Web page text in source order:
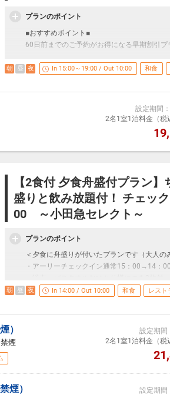
・箱根湯本駅から温泉場送迎バス（有料:200
・滞在中無料サービス(15:00～翌日10:00)
館内に無料のアイスコーナーをご用意して
※サービス内容や提供のお時間は変わる場
プランのポイント
■おすすめポイント■
60日前までのご予約がお得になる早期割引プ
■お食事■
米沢牛のしゃぶしゃぶに、一の湯名物金目鯛
※夕食時飲み放題（70分間）が付いており
和食膳をご用意いたします。
・夕朝食は2階お食事処にてご用意。
・お食事時間を2部制としております。
・連泊の場合、2日目は別メニューにてご用意
・お食事は季節により随時変更されます。
■お風呂■
5F大浴場は箱根温泉の内風呂・露天風呂の二
・大浴場内にはサウナも併設しております。
ご利用料金 2,200円(税込)/1回40分
・メンテナンス等で急遽時間が変わる場合が
箱根路開雲では"3歳以上のお子様"は"食事・
3歳以上の未就学児"のお子様は、"食事・布
朝 昼 夜 In 15:00～19:00 / Out 10:00 和食
設定期間 ：
2名1室1泊料金（税
【2食付 夕食舟盛付プラン
盛りと飲み放題付！ チェッ
00 ～小田急セレクト～
プランのポイント
＜夕食に舟盛りが付いたプランです（大人の
・アーリーチェックイン通常15：00→14：00
・夕食時、飲み放題付（アルコール類は
※こどもA・Ｂのお食事はお子様用の食事内
※寝具のご用意はセルフとなります。
朝 昼 夜 In 14:00 / Out 10:00 和食 レスト
）
禁煙
設定期間
2名1室1泊料金（税
煙） 設定期間